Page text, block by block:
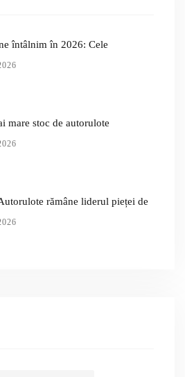
întâlnim în 2026: Cele
mare stoc de autorulote
rămâne liderul pieței de